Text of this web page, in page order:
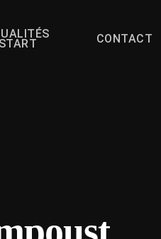
CONTACT